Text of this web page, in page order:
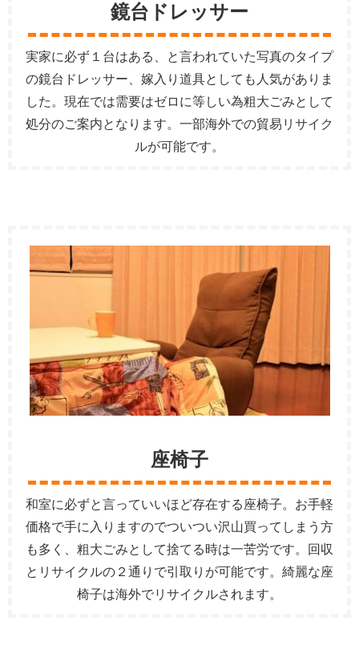
鏡台ドレッサー
実家に必ず１台はある、と言われていた写真のタイプ
の鏡台ドレッサー、嫁入り道具としても人気がありま
した。現在では需要はゼロに等しい為粗大ごみとして
処分のご案内となります。一部海外での貿易リサイク
ルが可能です。
座椅子
和室に必ずと言っていいほど存在する座椅子。お手軽
価格で手に入りますのでついつい沢山買ってしまう方
も多く、粗大ごみとして捨てる時は一苦労です。回収
とリサイクルの２通りで引取りが可能です。綺麗な座
椅子は海外でリサイクルされます。